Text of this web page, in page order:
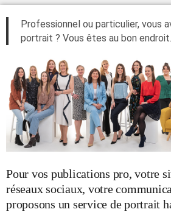
Professionnel ou particulier, vous
portrait ? Vous êtes au bon endroit.
Pour vos publications pro, votre
réseaux sociaux, votre
proposons un service de portrait